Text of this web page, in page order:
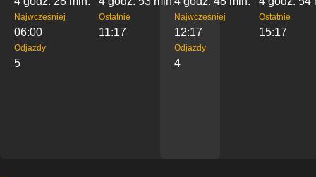
Najwcześniej
06:00
Ostatnie
11:17
Odjazdy
5
Najwcześniej
12:17
Ostatnie
15:17
Odjazdy
4